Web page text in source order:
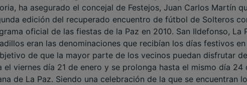
ha asegurado el concejal de Festejos, Juan Carlos Martín
edición del recuperado encuentro de fútbol de Solteros
oficial de las fiestas de la Paz en 2010. San Ildefonso, La
eran las denominaciones que recibían los días festivos
de que la mayor parte de los vecinos puedan disfrutar
el viernes día 21 de enero y se prolonga hasta el mismo día 24
de La Paz. Siendo una celebración de la que se encuentran